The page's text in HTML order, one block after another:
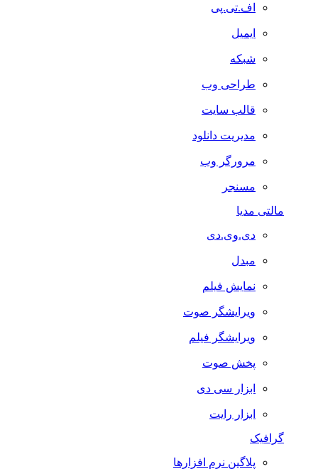
اف.تی.پی
ایمیل
شبکه
طراحی وب
قالب سایت
مدیریت دانلود
مرورگر وب
مسنجر
مالتی مدیا
دی.وی.دی
مبدل
نمایش فیلم
ویرایشگر صوت
ویرایشگر فیلم
پخش صوت
ابزار سی دی
ابزار رایت
گرافیک
پلاگین نرم افزارها